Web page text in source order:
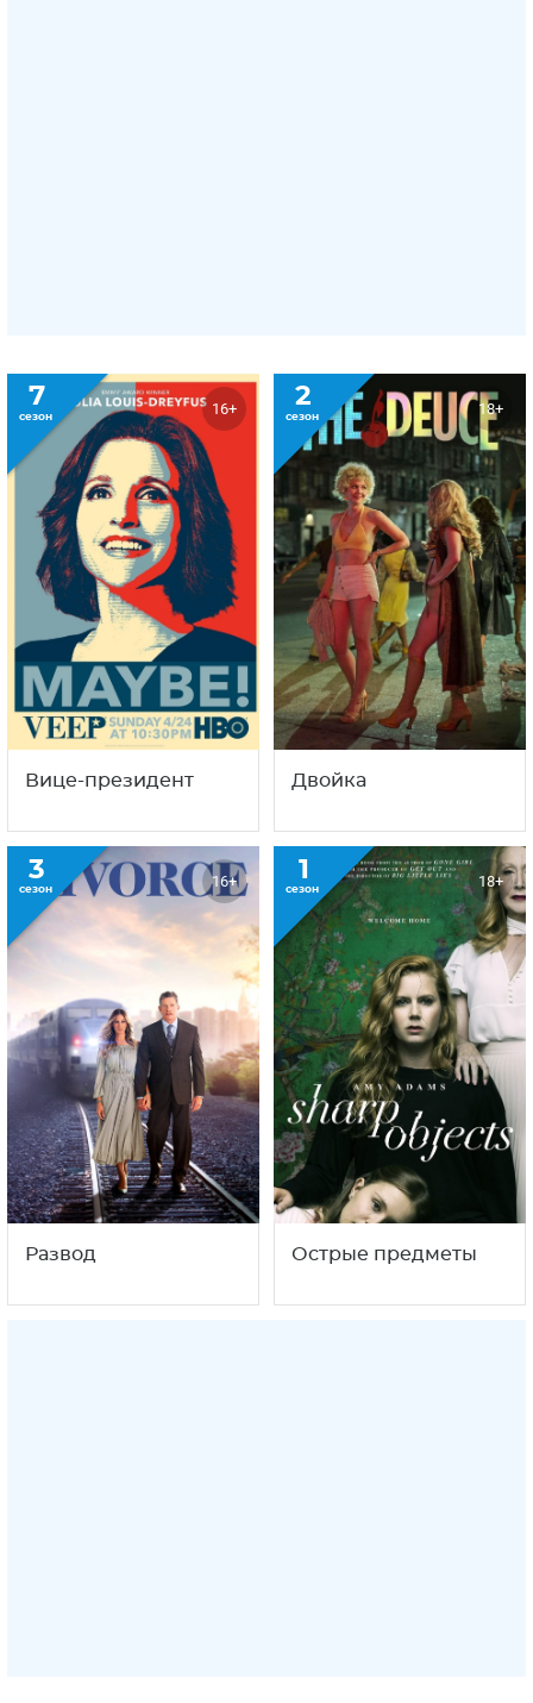
7
сезон 16+
Вице-президент
2
сезон 18+
Двойка
3
сезон 16+
Развод
1
сезон 18+
Острые предметы